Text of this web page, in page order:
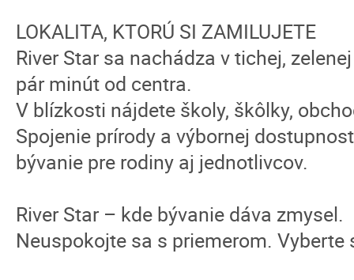
LOKALITA, KTORÚ SI ZAMILUJETE
River Star sa nachádza v tichej,
pár minút od centra.
V blízkosti nájdete školy, škôlky,
Spojenie prírody a výbornej
bývanie pre rodiny aj jednotlivcov.
River Star – kde bývanie dáva zmysel.
Neuspokojte sa s priemerom.